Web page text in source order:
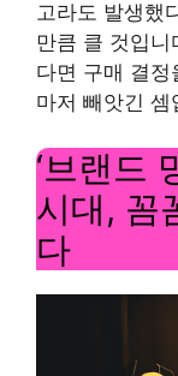
고라도 발생했
만큼 클 것입
다면 구매 결정
마저 빼앗긴 셈
‘브랜드
시대, 꼼
다